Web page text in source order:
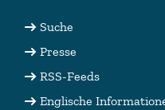
Suche
Presse
RSS-Feeds
Englische